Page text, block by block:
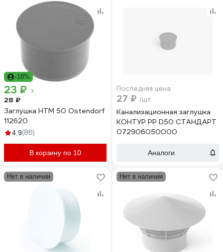
-18%
23 ₽
28 ₽
Заглушка HTM 50 Ostendorf
112620
4.9(86)
В корзину по 10
Последняя цена
27 ₽ /шт
Канализационная заглушка
КОНТУР РР D50 СТАНДАРТ
072906050000
Аналоги
Нет в наличии Нет в наличии